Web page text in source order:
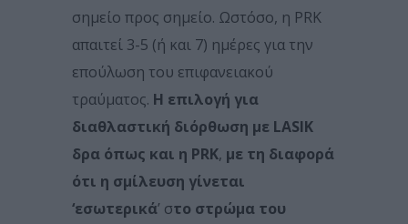
σημείο προς σημείο. Ωστόσο, η PRK
απαιτεί 3-5 (ή και 7) ημέρες για την
επούλωση του επιφανειακού
τραύματος. Η επιλογή για
διαθλαστική διόρθωση με LASIK
δρα όπως και η PRK, με τη διαφορά
ότι η σμίλευση γίνεται
‘εσωτερικά’ στο στρώμα του